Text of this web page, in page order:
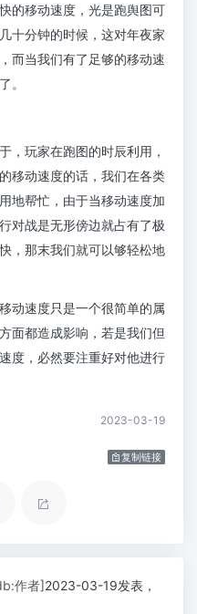
的移动速度，光是跑舆图可
十分钟的时候，这对年夜家
而当我们有了足够的移动速
。
，玩家在跑图的时辰利用，
移动速度的话，我们在各类
地帮忙，由于当移动速度加
对战是无形傍边就占有了极
，那末我们就可以够轻松地
动速度只是一个很简单的属
面都造成影响，若是我们但
度，必然要注重好对他进行
2023-03-19
复制链接
作者]2023-03-19发表，